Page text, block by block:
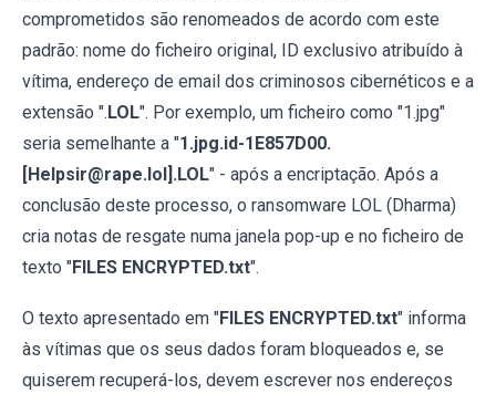
comprometidos são renomeados de acordo com este
padrão: nome do ficheiro original, ID exclusivo atribuído à
vítima, endereço de email dos criminosos cibernéticos e a
extensão ".LOL". Por exemplo, um ficheiro como "1.jpg"
seria semelhante a "1.jpg.id-1E857D00.
[Helpsir@rape.lol].LOL" - após a encriptação. Após a
conclusão deste processo, o ransomware LOL (Dharma)
cria notas de resgate numa janela pop-up e no ficheiro de
texto "FILES ENCRYPTED.txt".
O texto apresentado em "FILES ENCRYPTED.txt" informa
às vítimas que os seus dados foram bloqueados e, se
quiserem recuperá-los, devem escrever nos endereços